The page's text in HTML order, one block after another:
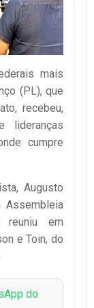
mais
(PL), que
recebeu,
lideranças
cumpre
Augusto
reuniu em
e Toin, do
do